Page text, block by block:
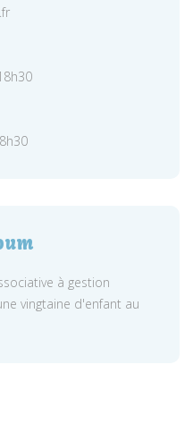
à gestion
vingtaine d'enfant au